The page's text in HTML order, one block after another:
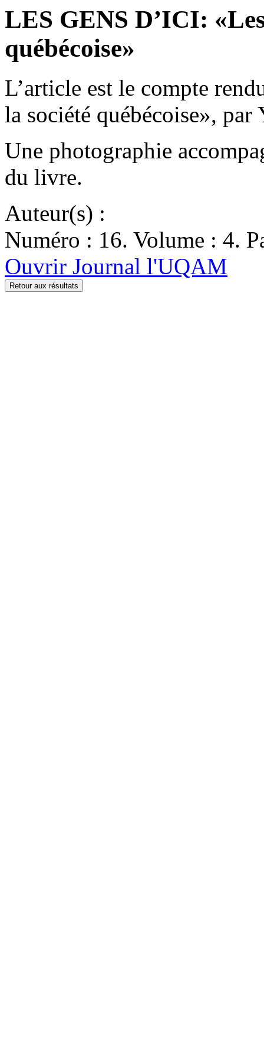
LES GENS D’ICI:
québécoise»
L’article est le compte
la société québécoise»,
Une photographie
du livre.
Auteur(s) :
Numéro : 16. Volume : 4.
Ouvrir Journal l'UQAM
Retour aux résultats